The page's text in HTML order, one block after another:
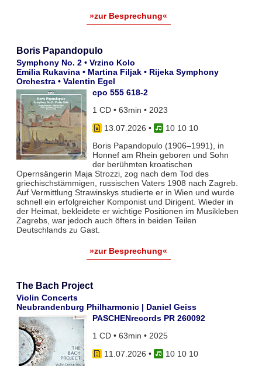
»zur Besprechung«
Boris Papandopulo
Symphony No. 2 • Vrzino Kolo
Emilia Rukavina • Martina Filjak • Rijeka Symphony
Orchestra • Valentin Egel
cpo 555 618-2
1 CD • 63min • 2023
13.07.2026 •
10 10 10
Boris Papandopulo (1906–1991), in
Honnef am Rhein geboren und Sohn
der berühmten kroatischen
Opernsängerin Maja Strozzi, zog nach dem Tod des
griechischstämmigen, russischen Vaters 1908 nach Zagreb.
Auf Vermittlung Strawinskys studierte er in Wien und wurde
schnell ein erfolgreicher Komponist und Dirigent. Wieder in
der Heimat, bekleidete er wichtige Positionen im Musikleben
Zagrebs, war jedoch auch öfters in beiden Teilen
Deutschlands zu Gast.
»zur Besprechung«
The Bach Project
Violin Concerts
Neubrandenburg Philharmonic | Daniel Geiss
PASCHENrecords PR 260092
1 CD • 63min • 2025
11.07.2026 •
10 10 10